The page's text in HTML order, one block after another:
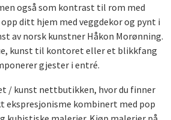
også som kontrast til rom med
ditt hjem med veggdekor og pynt i
av norsk kunstner Håkon Morønning.
kunst til kontoret eller et blikkfang
gjester i entré.
/ kunst nettbutikken, hvor du finner
ekspresjonisme kombinert med pop